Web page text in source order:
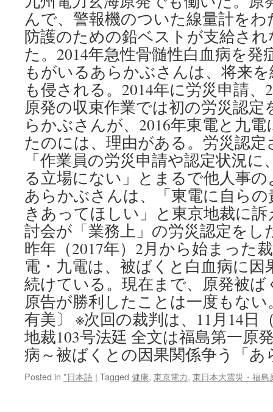
んで、警報機のついた線量計を
防護のための鉛ベストが支給さ
た。2014年急性骨髄性白血病を発
もがいるあらかぶさんは、将来
も侵される。2014年に労災申請、
原発の収束作業では初の労災認
らかぶさんが、2016年東電と九
たのには、理由がある。労災認
「作業員の労災申請や認定状況
る立場にない」とまるで他人事
あらかぶさんは、「東電に自ら
きあってほしい」と東京地裁に
討会が「業務上」の労災認定を
昨年（2017年）2月から始まった
電・九電は、被ばくと白血病に
続けている。現在まで、原発被ば
原告が勝利したことは一度もない
有美〕 ※次回の裁判は、11月14日
地裁103号法廷 全文は福島第一原
病～被ばくとの因果関係争う「あ
Posted in *日本語 | Tagged 健康, 東京電力, 東日本大震災・福島